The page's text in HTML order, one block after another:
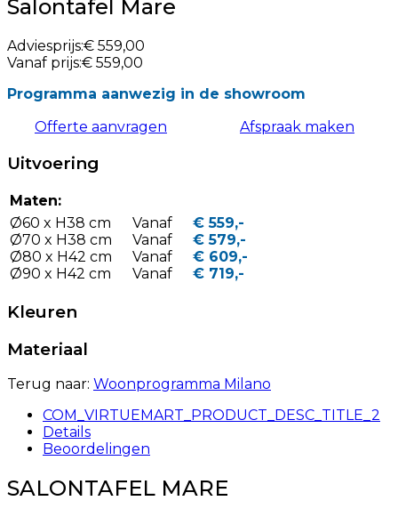
Salontafel Mare
Adviesprijs:€ 559,00
Vanaf prijs:€ 559,00
Programma aanwezig in de showroom
Offerte aanvragen
Afspraak maken
Uitvoering
Maten:
Ø60 x H38 cm
Ø70 x H38 cm
Ø80 x H42 cm
Ø90 x H42 cm
Vanaf
Vanaf
Vanaf
Vanaf
€ 559,-
€ 579,-
€ 609,-
€ 719,-
Kleuren
Materiaal
Terug naar: Woonprogramma Milano
COM_VIRTUEMART_PRODUCT_DESC_TITLE_2
Details
Beoordelingen
SALONTAFEL MARE